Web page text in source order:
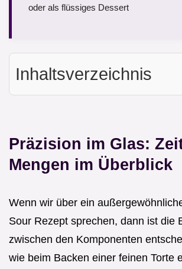
oder als flüssiges Dessert
Inhaltsverzeichnis
Präzision im Glas:
Mengen im Überblick
Wenn wir über ein
Sour Rezept sprechen, dann ist die
zwischen den Komponenten
wie beim Backen einer feinen Torte